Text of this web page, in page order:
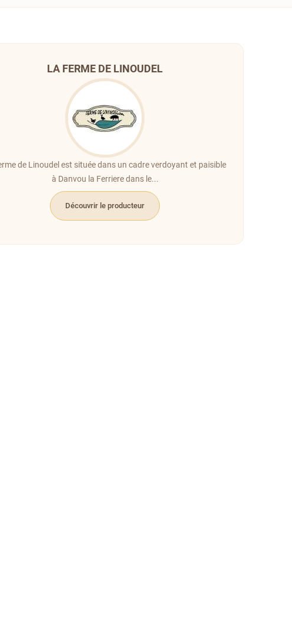
LA FERME DE LINOUDEL
de Linoudel est située dans un cadre verdoyant et paisible
à Danvou la Ferriere dans le...
Découvrir le producteur